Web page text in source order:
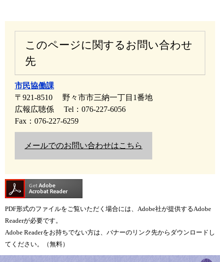
このページに関するお問い合わせ
先
市民協働課
〒921-8510
野々市市三納一丁目1番地
広報広聴係
Tel：076-227-6056
Fax：076-227-6259
メールでのお問い合わせはこちら
PDF形式のファイルをご覧いただく場合には、Adobe社が提供するAdobe
Readerが必要です。
Adobe Readerをお持ちでない方は、バナーのリンク先からダウンロードし
てください。（無料）